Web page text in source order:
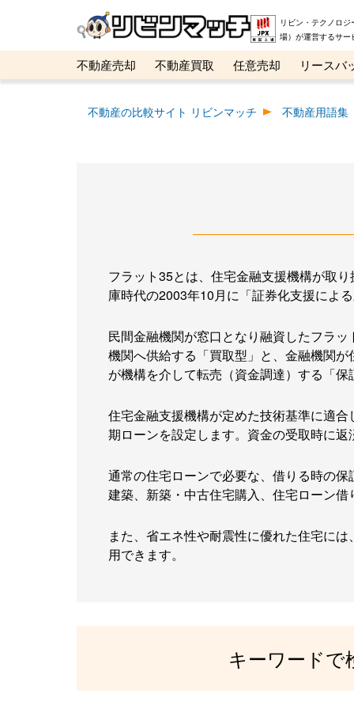
リビン・テクノロ
場）が運営するサ
不動産売却 不動産買取 任意売却
リースバ
メタ住宅展示場
ベスト不動産カンパニー オ
不動産の比較サイト リビンマッチ 不動産用語集
フラット35とは、住宅金融支援機構が取
庫時代の2003年10月に「証券化支援によ
民間金融機関が窓口となり融資したフラ
機関へ供給する「買取型」と、金融機関
が機構を介して転売（資金調達）する「
住宅金融支援機構が定めた技術基準に適
期ローンを設定します。資金の受取時に
通常の住宅ローンで必要な、借りる時の
建築、新築・中古住宅購入、住宅ローン
また、省エネ性や耐震性に優れた住宅に
用できます。
キーワードで